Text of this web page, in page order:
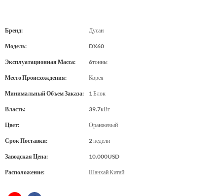
Бренд: Дусан
Модель: DX60
Эксплуатационная Масса: 6тонны
Место Происхождения: Корея
Минимальный Объем Заказа: 1 Блок
Власть: 39.7кВт
Цвет: Оранжевый
Срок Поставки: 2 недели
Заводская Цена: 10.000USD
Расположение: Шанхай Китай